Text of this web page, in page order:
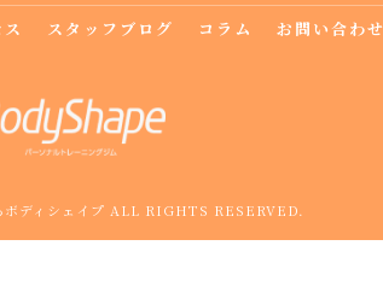
スタッフブログ コラム お問い合わせ
ボディシェイプ ALL RIGHTS RESERVED.